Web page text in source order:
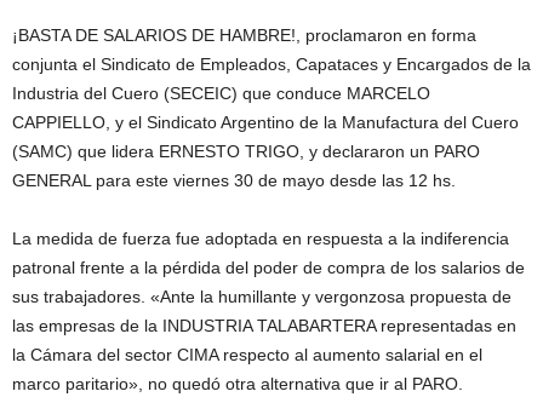
¡BASTA DE SALARIOS DE HAMBRE!, proclamaron en forma
conjunta el Sindicato de Empleados, Capataces y Encargados de la
Industria del Cuero (SECEIC) que conduce MARCELO
CAPPIELLO, y el Sindicato Argentino de la Manufactura del Cuero
(SAMC) que lidera ERNESTO TRIGO, y declararon un PARO
GENERAL para este viernes 30 de mayo desde las 12 hs.
La medida de fuerza fue adoptada en respuesta a la indiferencia
patronal frente a la pérdida del poder de compra de los salarios de
sus trabajadores. «Ante la humillante y vergonzosa propuesta de
las empresas de la INDUSTRIA TALABARTERA representadas en
la Cámara del sector CIMA respecto al aumento salarial en el
marco paritario», no quedó otra alternativa que ir al PARO.